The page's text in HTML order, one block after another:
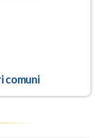
comuni